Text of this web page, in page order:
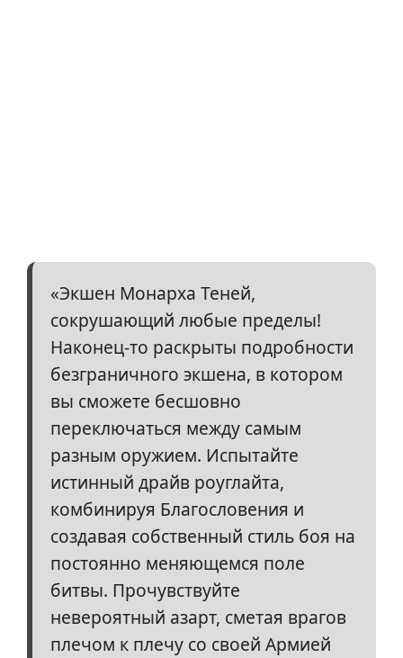
«Экшен Монарха Теней,
сокрушающий любые пределы!
Наконец-то раскрыты подробности
безграничного экшена, в котором
вы сможете бесшовно
переключаться между самым
разным оружием. Испытайте
истинный драйв роуглайта,
комбинируя Благословения и
создавая собственный стиль боя на
постоянно меняющемся поле
битвы. Прочувствуйте
невероятный азарт, сметая врагов
плечом к плечу со своей Армией